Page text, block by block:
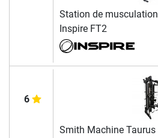
Station de musculation
Inspire FT2
6
Smith Machine Taurus